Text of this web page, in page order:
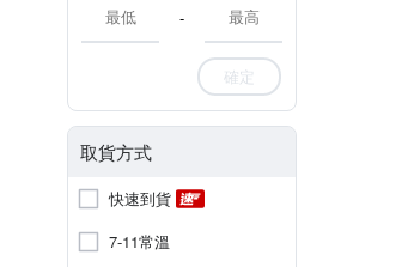
-
確定
取貨方式
快速到貨
7-11常溫